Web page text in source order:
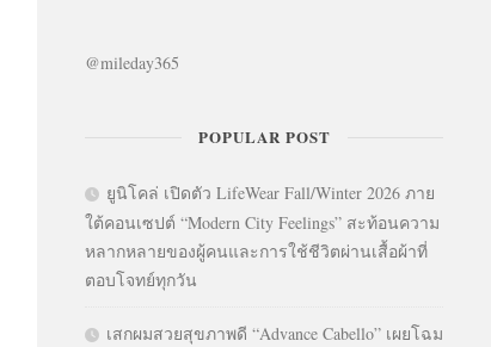
@mileday365
POPULAR POST
ยูนิโคล่ เปิดตัว LifeWear Fall/Winter 2026 ภาย
ใต้คอนเซปต์ “Modern City Feelings” สะท้อนความ
หลากหลายของผู้คนและการใช้ชีวิตผ่านเสื้อผ้าที่
ตอบโจทย์ทุกวัน
เสกผมสวยสุขภาพดี “Advance Cabello” เผยโฉม